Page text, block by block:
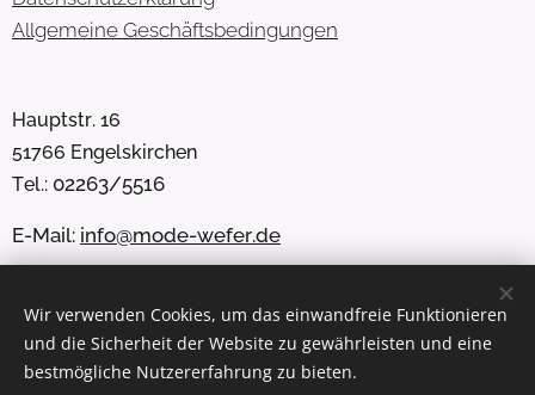
Allgemeine Geschäftsbedingungen
Hauptstr. 16
51766 Engelskirchen
Tel.: 02263/5516
E-Mail: info@mode-wefer.de
Instagram: @wefer_jeans_mode
Whatsapp: 0173 5454653
Wir verwenden Cookies, um das einwandfreie Funktionieren
und die Sicherheit der Website zu gewährleisten und eine
bestmögliche Nutzererfahrung zu bieten.